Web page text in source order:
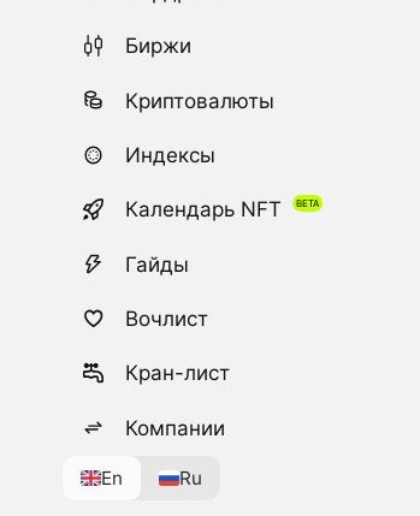
Биржи
Криптовалюты
Индексы
Календарь NFT
Гайды
Вочлист
Кран-лист
Компании
En Ru